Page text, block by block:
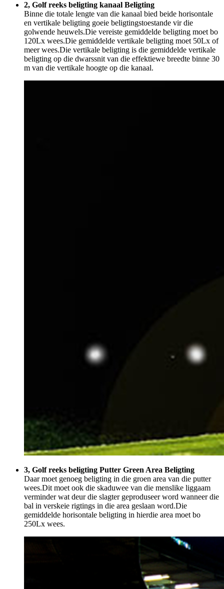
2, Golf reeks beligting kanaal Beligting
Binne die totale lengte van die kanaal bied beide horisontale
en vertikale beligting goeie beligtingstoestande vir die
golwende heuwels.Die vereiste gemiddelde beligting moet bo
120Lx wees.Die gemiddelde vertikale beligting moet 50Lx of
meer wees.Die vertikale beligting is die gemiddelde vertikale
beligting op die dwarssnit van die effektiewe breedte binne 30
m van die vertikale hoogte op die kanaal.
3, Golf reeks beligting Putter Green Area Beligting
Daar moet genoeg beligting in die groen area van die putter
wees.Dit moet ook die skaduwee van die menslike liggaam
verminder wat deur die slagter geproduseer word wanneer die
bal in verskeie rigtings in die area geslaan word.Die
gemiddelde horisontale beligting in hierdie area moet bo
250Lx wees.